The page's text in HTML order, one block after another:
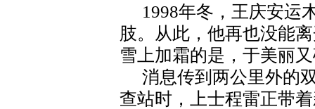
1998年冬，王庆安运
肢。从此，他再也没能
雪上加霜的是，于美丽
消息传到两公里外的
查站时，上士程雷正带